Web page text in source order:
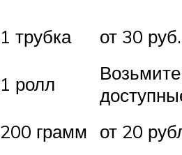
1 трубка от 30 руб.
1 ролл
Возьмите
200 грамм
от 20